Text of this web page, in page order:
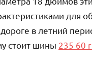
для
в летний
стоит шины 235 60